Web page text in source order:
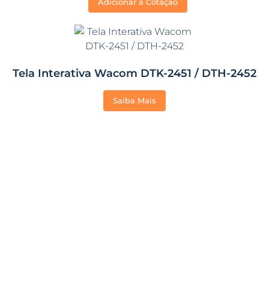
Adicionar a Cotação
Tela Interativa Wacom DTK-2451 / DTH-2452
Saiba Mais